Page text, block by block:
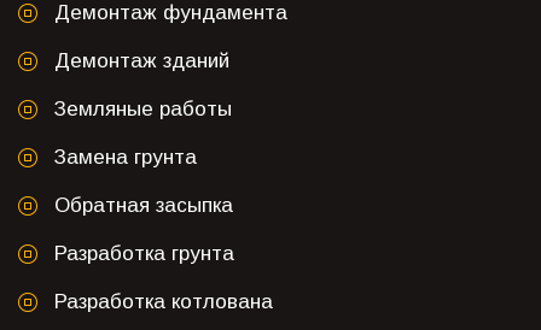
Демонтаж фундамента
Демонтаж зданий
Земляные работы
Замена грунта
Обратная засыпка
Разработка грунта
Разработка котлована